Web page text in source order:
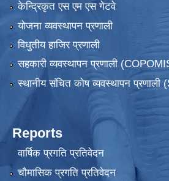
केन्द्रिकृत एस एम एस गेटवे
योजना व्यवस्थापन प्रणाली
विधुतीय हाजिर प्रणाली
सहकारी व्यवस्थापन प्रणाली
स्थानीय संचित कोष व्यवस्थापन प्रणाली
Reports
वार्षिक प्रगति प्रतिवेदन
चौमासिक प्रगति प्रतिवेदन